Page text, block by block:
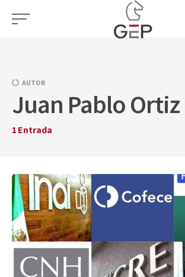
Skip
AUTOR
Juan Pablo
1 Entrada